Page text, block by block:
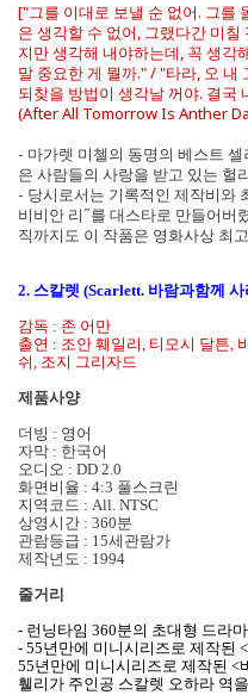
["그를 이대로 보낼 순 없어. 그를
은 생각할 수 없어, 그랬다간 미
지만 생각해 내야하는데, 꼭 생각
말 중요한 게 뭘까." / "타라, 오 내
되찾을 방법이 생각날 꺼야. 결국
(After All Tomorrow Is Anther
- 마가렛 미첼의 동명의 베스트
은 사람들의 사랑을 받고 있는 헐
- 당시로서는 기록적인 제작비와
비비안 리˝를 대스타로 만들어버
직까지도 이 작품은 영화사상 최
2. 스칼렛 (Scarlett. 바람과함께
감독 : 존 어만
출연 : 조안 훼일리, 티모시 달튼,
쉬, 조지 그리자드
제품사양
더빙 : 영어
자막 : 한국어
오디오 : DD 2.0
화면비율 : 4:3 풀스크린
지역코드 : All. NTSC
상영시간 : 360분
관람등급 : 15세관람가
제작년도 : 1994
줄거리
- 런닝타임 360분의 초대형 드라
- 55년만에 미니시리즈로 제작된
55년만에 미니시리즈로 제작된 <
휄리가 주인공 스칼렛 오하라 역